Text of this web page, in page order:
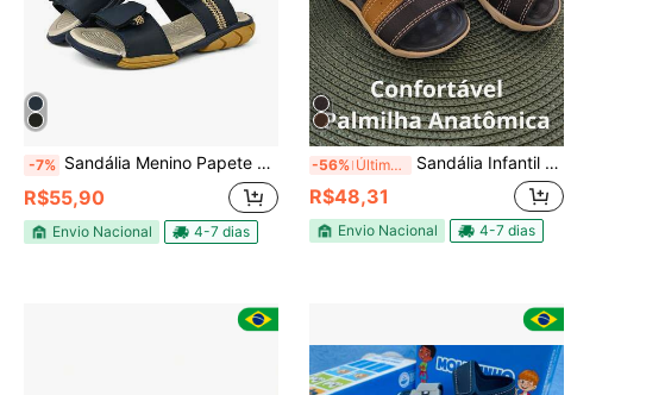
-7% Sandália Menino Papete Masculina Infantil Confortável Antiderrapante Leve
R$55,90
Envio Nacional 4-7 dias
-56% Últimos 2 dias Sandália Infantil Masculino Sola Confort Molekinho
R$48,31
Envio Nacional 4-7 dias